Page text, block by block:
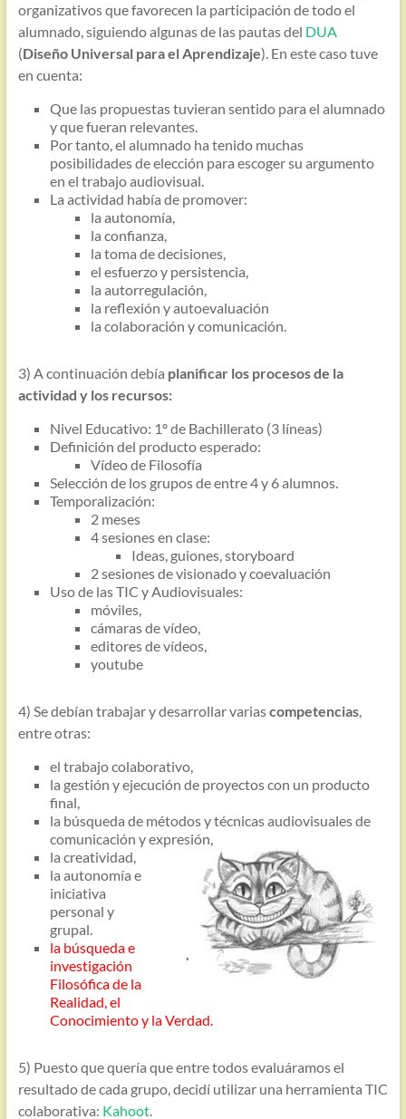
organizativos que favorecen la participación de todo el
alumnado, siguiendo algunas de las pautas del DUA
(Diseño Universal para el Aprendizaje). En este caso tuve
en cuenta:
Que las propuestas tuvieran sentido para el alumnado
y que fueran relevantes.
Por tanto, el alumnado ha tenido muchas
posibilidades de elección para escoger su argumento
en el trabajo audiovisual.
La actividad había de promover:
la autonomía,
la confianza,
la toma de decisiones,
el esfuerzo y persistencia,
la autorregulación,
la reflexión y autoevaluación
la colaboración y comunicación.
3) A continuación debía planificar los procesos de la
actividad y los recursos:
Nivel Educativo: 1º de Bachillerato (3 líneas)
Definición del producto esperado:
Vídeo de Filosofía
Selección de los grupos de entre 4 y 6 alumnos.
Temporalización:
2 meses
4 sesiones en clase:
Ideas, guiones, storyboard
2 sesiones de visionado y coevaluación
Uso de las TIC y Audiovisuales:
móviles,
cámaras de vídeo,
editores de vídeos,
youtube
4) Se debían trabajar y desarrollar variascompetencias,
entre otras:
el trabajo colaborativo,
la gestión y ejecución de proyectos con un producto
final,
la búsqueda de métodos y técnicas audiovisuales de
comunicación y expresión,
la creatividad,
la autonomía e
iniciativa
personal y
grupal.
la búsqueda e
investigación
Filosófica de la
Realidad, el
Conocimiento y la Verdad.
5) Puesto que quería que entre todos evaluáramos el
resultado de cada grupo, decidí utilizar una herramienta TIC
colaborativa: Kahoot.